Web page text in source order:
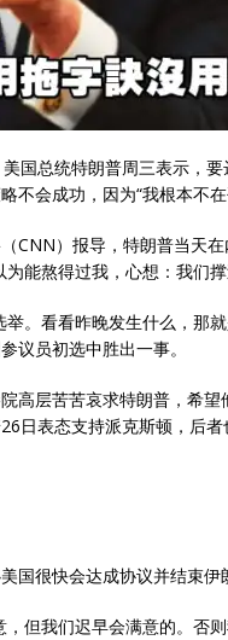
美国总统特朗普周三表示，
不会成功，因为“我根本不在
CNN）报导，特朗普当天
能熬得过我，心想：我们撑
举。看看昨晚发生什么，那
议员初选中胜出一事。
高层苦苦哀求特朗普，希
日表态支持派克斯顿，后者
国很快会达成协议并结束伊
，但我们迟早会满意的。否